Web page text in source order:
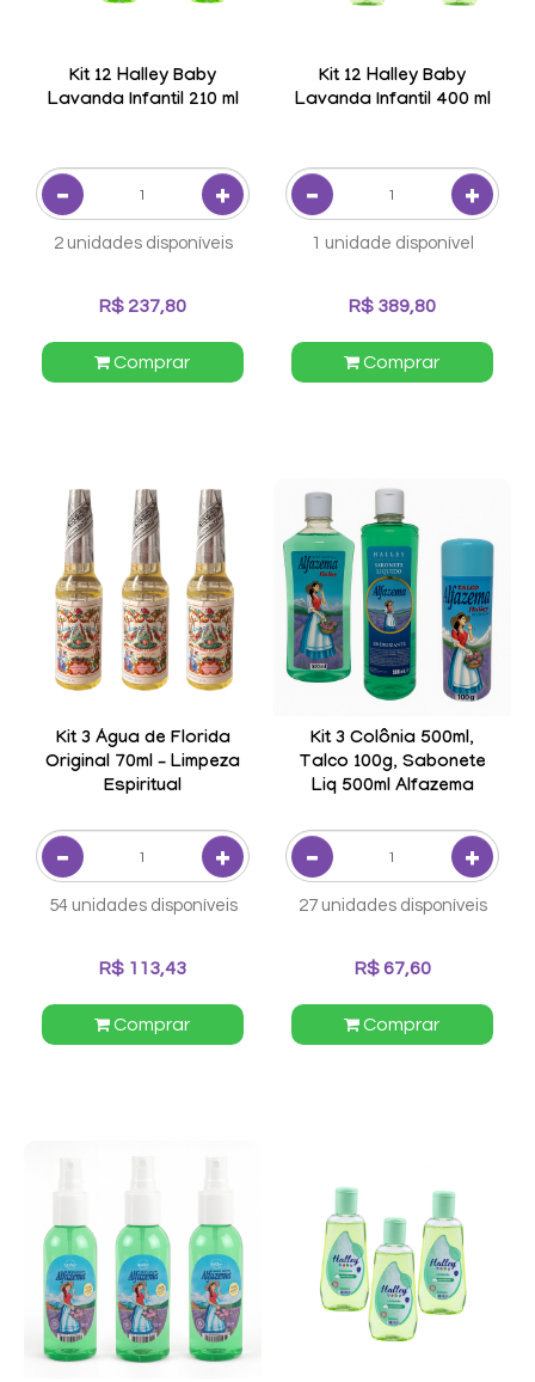
Kit 12 Halley Baby
Lavanda Infantil 210 ml
2 unidades disponíveis
R$ 237,80
Comprar
Kit 12 Halley Baby
Lavanda Infantil 400 ml
1 unidade disponível
R$ 389,80
Comprar
Kit 3 Água de Florida
Original 70ml – Limpeza
Espiritual
54 unidades disponíveis
R$ 113,43
Comprar
Kit 3 Colônia 500ml,
Talco 100g, Sabonete
Liq 500ml Alfazema
27 unidades disponíveis
R$ 67,60
Comprar